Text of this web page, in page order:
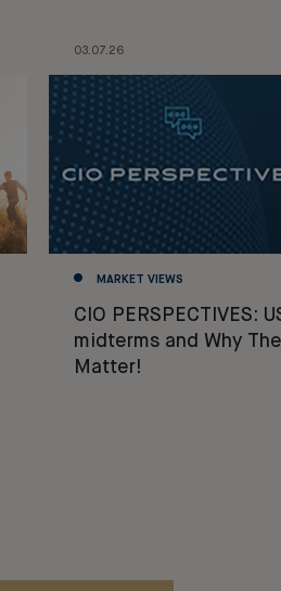
03.07.26
MARKET VIEWS
CIO PERSPECTIVES:
midterms and Why
Matter!